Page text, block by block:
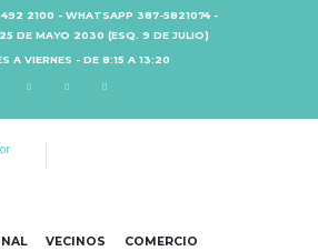
492 2100 - WHATSAPP 387-5821074 -
DE MAYO 2030 (ESQ. 9 DE JULIO)
A VIERNES - DE 8:15 A 13:20
VECINOS COMERCIO